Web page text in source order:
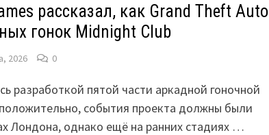
рассказал, как Grand Theft Auto
гонок Midnight Club
2026 0
разработкой пятой части аркадной гоночной
события проекта должны были
Лондона, однако ещё на ранних стадиях …